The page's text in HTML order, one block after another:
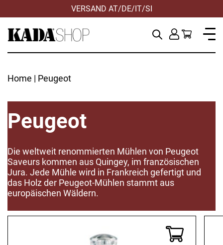
VERSAND AT/DE/IT/SI
Home | Peugeot
Peugeot
Die weltweit renommierten Mühlen von Peugeot
Saveurs kommen aus Quingey, im französischen
Jura. Jede Mühle wird in Frankreich gefertigt und
das Holz der Peugeot-Mühlen stammt aus
europäischen Wäldern.
ZURÜCKSETZEN ANWENDEN